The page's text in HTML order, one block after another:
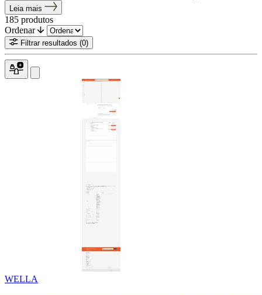
Leia mais
185 produtos
Ordenar
Filtrar resultados (0)
WELLA